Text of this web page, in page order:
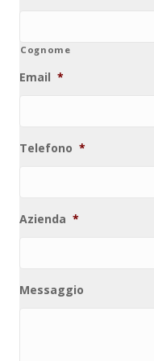
Cognome
Email *
Telefono *
Azienda *
Messaggio